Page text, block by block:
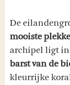
De
mooiste
archipel ligt in
barst van de
kleurrijke